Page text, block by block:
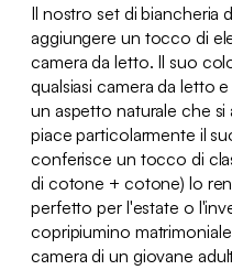
Il nostro set di biancheria
aggiungere un tocco di
camera da letto. Il suo
qualsiasi camera da letto
un aspetto naturale che si
piace particolarmente il
conferisce un tocco di
di cotone + cotone) lo
perfetto per l'estate o
copripiumino
camera di un giovane